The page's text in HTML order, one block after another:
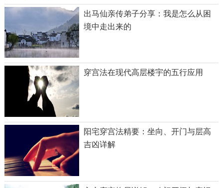
出马仙亲传弟子分享：我是怎么从困
境中走出来的
穿宫法在现代高层楼宇的五行应用
阳宅穿宫法精要：坐向、开门与层高
吉凶详解